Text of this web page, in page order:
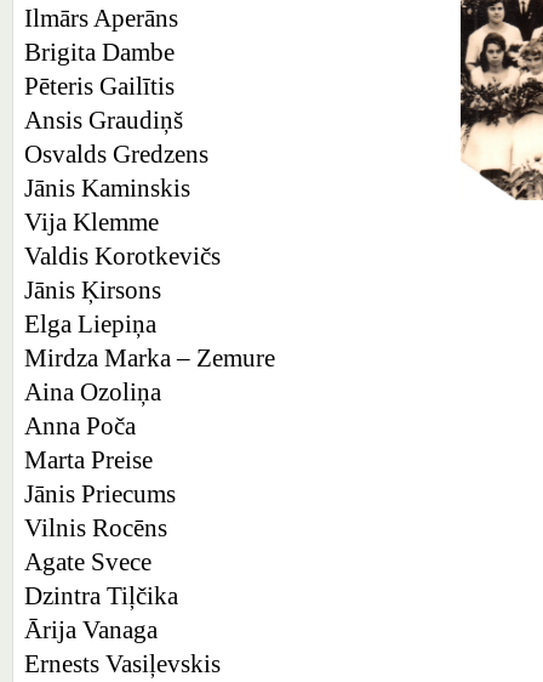
Ilmārs Aperāns
Brigita Dambe
Pēteris Gailītis
Ansis Graudiņš
Osvalds Gredzens
Jānis Kaminskis
Vija Klemme
Valdis Korotkevičs
Jānis Ķirsons
Elga Liepiņa
Mirdza Marka – Zemure
Aina Ozoliņa
Anna Poča
Marta Preise
Jānis Priecums
Vilnis Rocēns
Agate Svece
Dzintra Tiļčika
Ārija Vanaga
Ernests Vasiļevskis